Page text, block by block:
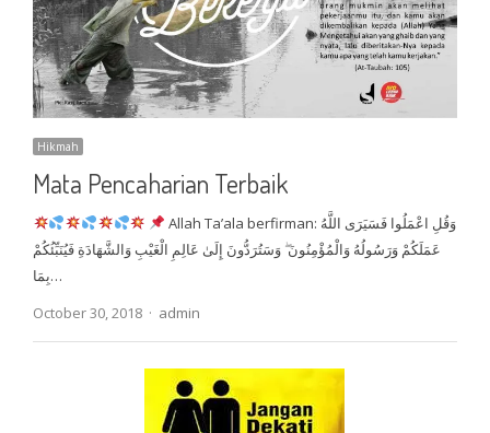
Hikmah
Mata Pencaharian Terbaik
Allah Ta’ala berfirman: وَقُلِ اعْمَلُوا فَسَيَرَى اللَّهُ
عَمَلَكُمْ وَرَسُولُهُ وَالْمُؤْمِنُونَ ۖ وَسَتُرَدُّونَ إِلَىٰ عَالِمِ الْغَيْبِ وَالشَّهَادَةِ فَيُنَبِّئُكُمْ
بِمَا…
October 30, 2018
Author
admin